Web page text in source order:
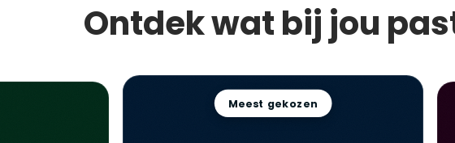
Ontdek wat bij jou
Meest gekozen